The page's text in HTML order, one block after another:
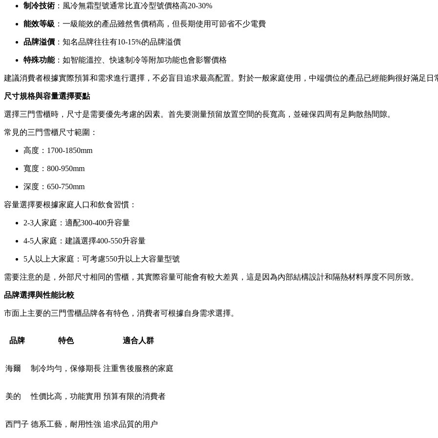
制冷技術：風冷無霜型號通常比直冷型號價格高20-30%
能效等級 ：一級能效的產品雖然售價稍高，但長期使用可節省不少電費
品牌溢價 ：知名品牌往往有10-15%的品牌溢價
特殊功能：如智能溫控、快速制冷等附加功能也會影響價格
建議消費者根據實際預算和需求進行選擇，不必盲目追求最高配置。對於一般家庭使用，中端價位的產品已經能夠很好滿足日
尺寸規格與容量選擇要點
選擇三門雪櫃時，尺寸是需要優先考慮的因素。首先要測量預留放置空間的長寬高，並確保四周有足夠散熱間隙。
常見的三門雪櫃尺寸範圍：
高度：1700-1850mm
寬度：800-950mm
深度：650-750mm
容量選擇要根據家庭人口和飲食習慣：
2-3人家庭：適配300-400升容量
4-5人家庭：建議選擇400-550升容量
5人以上大家庭：可考慮550升以上大容量型號
需要注意的是，外部尺寸相同的雪櫃，其實際容量可能會有較大差異，這是因為內部結構設計和隔熱材料厚度不同所致。
品牌選擇與性能比較
市面上主要的三門雪櫃品牌各有特色，消費者可根據自身需求選擇。
品牌 特色 適合人群
海爾 制冷均勻，保修期長 注重售後服務的家庭
美的 性價比高，功能實用 預算有限的消費者
西門子 德系工藝，耐用性強 追求品質的用户